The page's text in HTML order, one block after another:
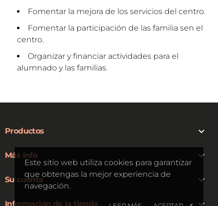
Este sitio web utiliza cookies para garantizar
que obtengas la mejor experiencia de
navegación.
Fomentar la mejora de los servicios del centro.
Fomentar la participación de las familia sen el
centro.
Organizar y financiar actividades para el
alumnado y las familias.
Productos 
Más info 
Su cuenta 
Información de la tienda